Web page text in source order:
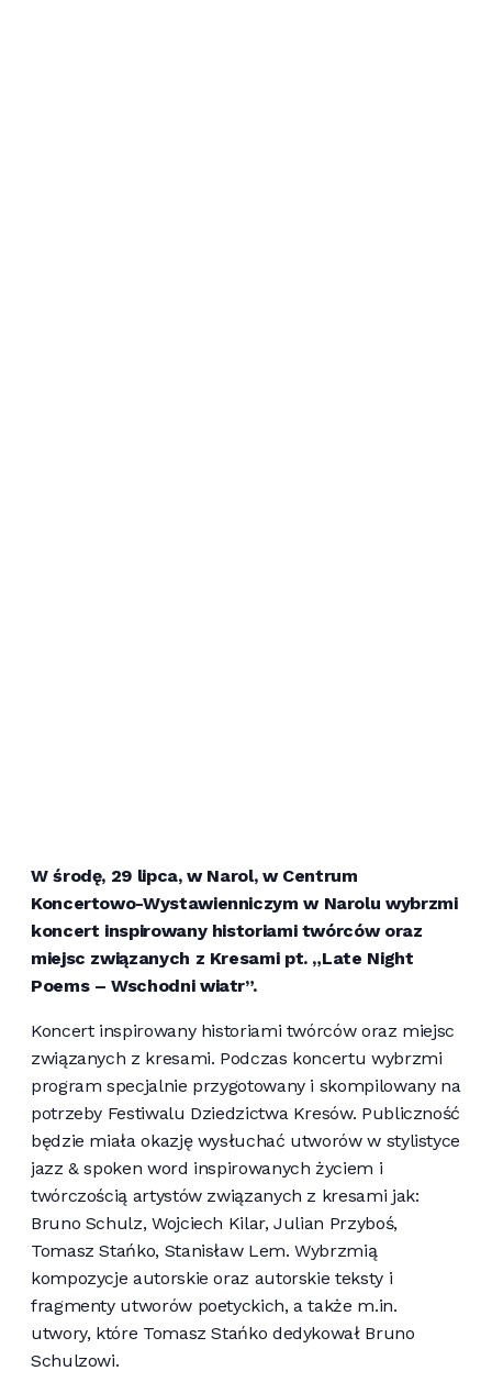
W środę, 29 lipca, w Narol, w Centrum
Koncertowo-Wystawienniczym w Narolu wybrzmi
koncert inspirowany historiami twórców oraz
miejsc związanych z Kresami pt. „Late Night
Poems – Wschodni wiatr”.
Koncert inspirowany historiami twórców oraz miejsc
związanych z kresami. Podczas koncertu wybrzmi
program specjalnie przygotowany i skompilowany na
potrzeby Festiwalu Dziedzictwa Kresów. Publiczność
będzie miała okazję wysłuchać utworów w stylistyce
jazz & spoken word inspirowanych życiem i
twórczością artystów związanych z kresami jak:
Bruno Schulz, Wojciech Kilar, Julian Przyboś,
Tomasz Stańko, Stanisław Lem. Wybrzmią
kompozycje autorskie oraz autorskie teksty i
fragmenty utworów poetyckich, a także m.in.
utwory, które Tomasz Stańko dedykował Bruno
Schulzowi.